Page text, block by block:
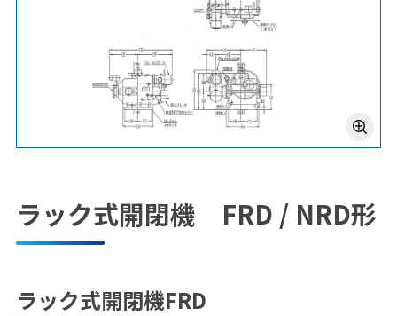
ラック式開閉機 FRD / NRD形
ラック式開閉機FRD